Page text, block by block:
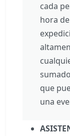
cada
hora
que
una